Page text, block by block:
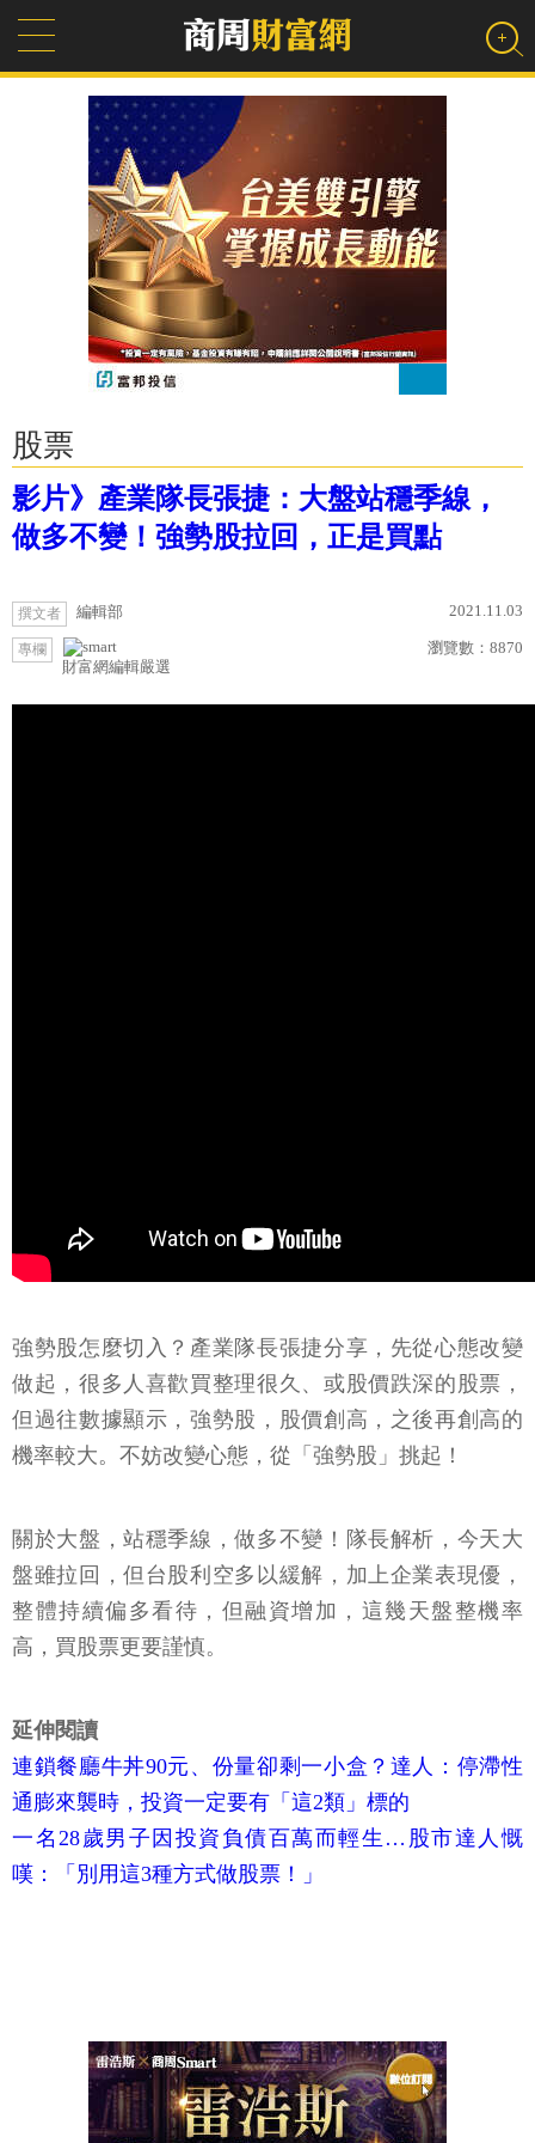
股票
影片》產業隊長張捷：大盤站穩季線，
做多不變！強勢股拉回，正是買點
撰文者 編輯部 2021.11.03
專欄
財富網編輯嚴選
瀏覽數： 8870
強勢股怎麼切入？產業隊長張捷分享，先從心態改變
做起，很多人喜歡買整理很久、或股價跌深的股票，
但過往數據顯示，強勢股，股價創高，之後再創高的
機率較大。不妨改變心態，從「強勢股」挑起！
關於大盤，站穩季線，做多不變！隊長解析，今天大
盤雖拉回，但台股利空多以緩解，加上企業表現優，
整體持續偏多看待，但融資增加，這幾天盤整機率
高，買股票更要謹慎。
延伸閱讀
連鎖餐廳牛丼90元、份量卻剩一小盒？達人：停滯性
通膨來襲時，投資一定要有「這2類」標的
一名28歲男子因投資負債百萬而輕生…股市達人慨
嘆：「別用這3種方式做股票！」